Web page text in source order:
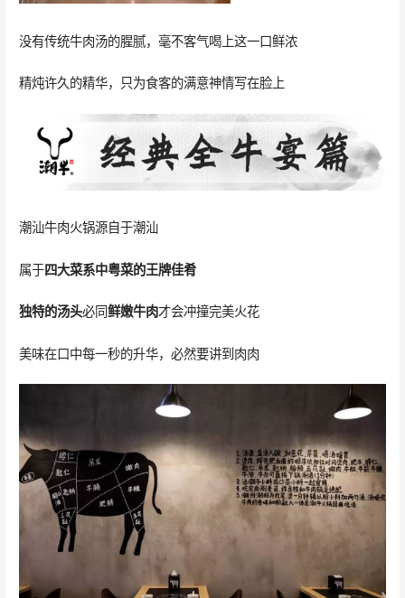
没有传统牛肉汤的腥腻，毫不客气喝上这一口鲜浓
精炖许久的精华，只为食客的满意神情写在脸上
潮汕牛肉火锅源自于潮汕
属于四大菜系中粤菜的王牌佳肴
独特的汤头必同鲜嫩牛肉才会冲撞完美火花
美味在口中每一秒的升华，必然要讲到肉肉